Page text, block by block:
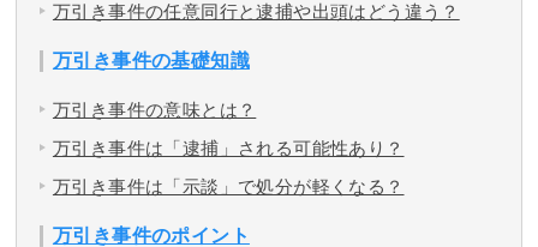
解決実績
ご依頼者からのお手紙
万引き事件の任意同行と逮捕や出頭はどう違う？
万引き事件の基礎知識
万引き事件の意味とは？
万引き事件は「逮捕」される可能性あり？
万引き事件は「示談」で処分が軽くなる？
万引き事件のポイント